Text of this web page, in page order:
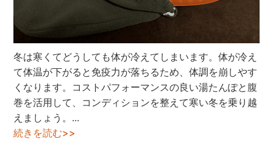
冬は寒くてどうしても体が冷えてしまいます。体が冷え
て体温が下がると免疫力が落ちるため、体調を崩しやす
くなります。コストパフォーマンスの良い湯たんぽと腹
巻を活用して、コンディションを整えて寒い冬を乗り越
えましょう。...
続きを読む>>